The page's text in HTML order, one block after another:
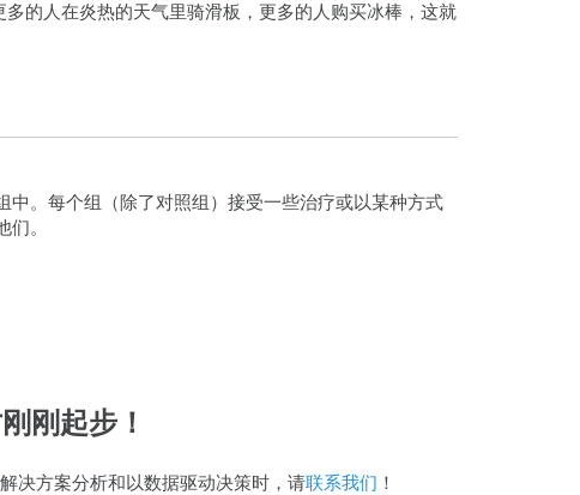
的人在炎热的天气里骑滑板，更多的人购买冰棒，这就
中。每个组（除了对照组）接受一些治疗或以某种方式
。
刚起步！
决方案分析和以数据驱动决策时，请联系我们 ！